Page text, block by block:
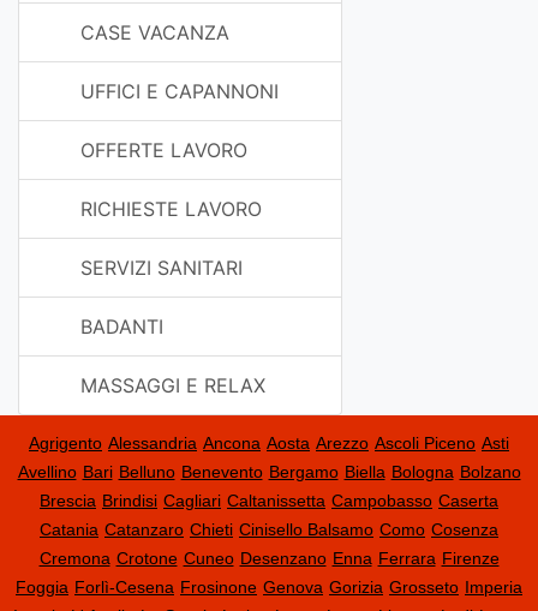
CASE VACANZA
UFFICI E CAPANNONI
OFFERTE LAVORO
RICHIESTE LAVORO
SERVIZI SANITARI
BADANTI
MASSAGGI E RELAX
Agrigento Alessandria Ancona Aosta Arezzo Ascoli Piceno Asti
Avellino Bari Belluno Benevento Bergamo Biella Bologna Bolzano
Brescia Brindisi Cagliari Caltanissetta Campobasso Caserta
Catania Catanzaro Chieti Cinisello Balsamo Como Cosenza
Cremona Crotone Cuneo Desenzano Enna Ferrara Firenze
Foggia Forlì-Cesena Frosinone Genova Gorizia Grosseto Imperia